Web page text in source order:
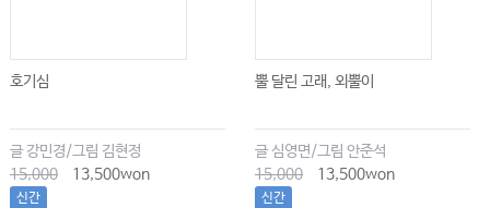
호기심
글 강민경/그림 김현정
15,000
13,500won
신간
뿔 달린 고래, 외뿔이
글 심영면/그림 안준석
15,000
13,500won
신간